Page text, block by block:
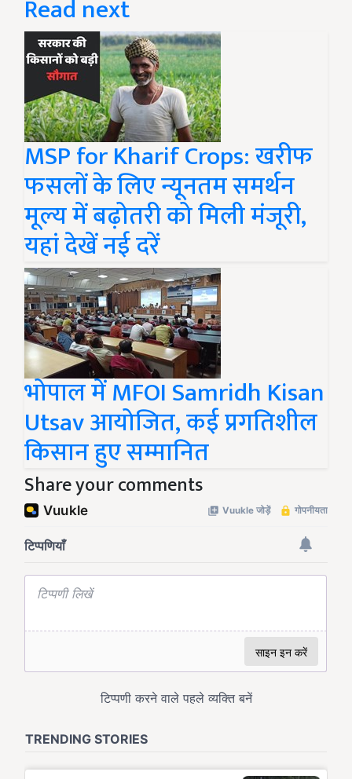
Read next
MSP for Kharif Crops: खरीफ
फसलों के लिए न्यूनतम समर्थन
मूल्य में बढ़ोतरी को मिली मंजूरी,
यहां देखें नई दरें
भोपाल में MFOI Samridh Kisan
Utsav आयोजित, कई प्रगतिशील
किसान हुए सम्मानित
Share your comments